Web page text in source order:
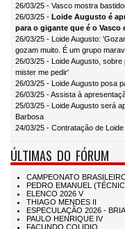
26/03/25 - Vasco mostra
26/03/25 - Loide Augusto é
para o gigante que é o Vasco
26/03/25 - Loide Augusto:
gozam muito. É um grupo
26/03/25 - Loide Augusto,
mister me pedir'
26/03/25 - Loide Augusto posa
26/03/25 - Assista à
25/03/25 - Loide Augusto será
Barbosa
24/03/25 - Contratação de
ÚLTIMAS DO FÓRUM